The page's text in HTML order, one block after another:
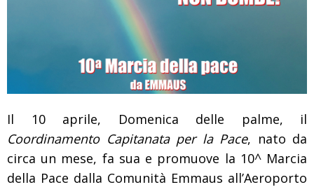
Il 10 aprile, Domenica delle palme, il
Coordinamento Capitanata per la Pace, nato da
circa un mese, fa sua e promuove la 10^ Marcia
della Pace dalla Comunità Emmaus all’Aeroporto